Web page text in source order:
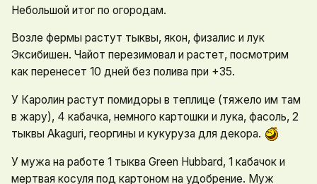
Небольшой итог по огородам.
Возле фермы растут тыквы, якон, физалис и лук
Эксибишен. Чайот перезимовал и растет, посмотрим
как перенесет 10 дней без полива при +35.
У Каролин растут помидоры в теплице (тяжело им там
в жару), 4 кабачка, немного картошки и лука, фасоль, 2
тыквы Akaguri, георгины и кукуруза для декора.
У мужа на работе 1 тыква Green Hubbard, 1 кабачок и
мертвая косуля под картоном на удобрение. Муж